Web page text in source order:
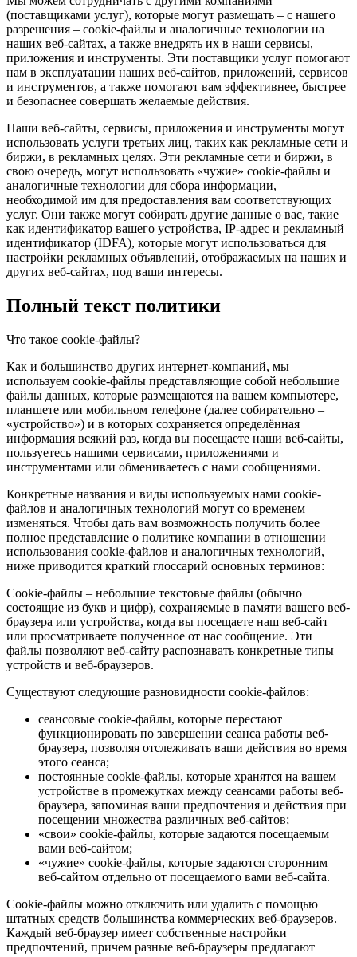
(поставщиками услуг), которые могут размещать – с нашего
разрешения – cookie-файлы и аналогичные технологии на
наших веб-сайтах, а также внедрять их в наши сервисы,
приложения и инструменты. Эти поставщики услуг помогают
нам в эксплуатации наших веб-сайтов, приложений, сервисов
и инструментов, а также помогают вам эффективнее, быстрее
и безопаснее совершать желаемые действия.
Наши веб-сайты, сервисы, приложения и инструменты могут
использовать услуги третьих лиц, таких как рекламные сети и
биржи, в рекламных целях. Эти рекламные сети и биржи, в
свою очередь, могут использовать «чужие» cookie-файлы и
аналогичные технологии для сбора информации,
необходимой им для предоставления вам соответствующих
услуг. Они также могут собирать другие данные о вас, такие
как идентификатор вашего устройства, IP-адрес и рекламный
идентификатор (IDFA), которые могут использоваться для
настройки рекламных объявлений, отображаемых на наших и
других веб-сайтах, под ваши интересы.
Полный текст политики
Что такое cookie-файлы?
Как и большинство других интернет-компаний, мы
используем cookie-файлы представляющие собой небольшие
файлы данных, которые размещаются на вашем компьютере,
планшете или мобильном телефоне (далее собирательно –
«устройство») и в которых сохраняется определённая
информация всякий раз, когда вы посещаете наши веб-сайты,
пользуетесь нашими сервисами, приложениями и
инструментами или обмениваетесь с нами сообщениями.
Конкретные названия и виды используемых нами cookie-
файлов и аналогичных технологий могут со временем
изменяться. Чтобы дать вам возможность получить более
полное представление о политике компании в отношении
использования cookie-файлов и аналогичных технологий,
ниже приводится краткий глоссарий основных терминов:
Cookie-файлы – небольшие текстовые файлы (обычно
состоящие из букв и цифр), сохраняемые в памяти вашего веб-
браузера или устройства, когда вы посещаете наш веб-сайт
или просматриваете полученное от нас сообщение. Эти
файлы позволяют веб-сайту распознавать конкретные типы
устройств и веб-браузеров.
Существуют следующие разновидности cookie-файлов:
сеансовые cookie-файлы, которые перестают
функционировать по завершении сеанса работы веб-
браузера, позволяя отслеживать ваши действия во время
этого сеанса;
постоянные cookie-файлы, которые хранятся на вашем
устройстве в промежутках между сеансами работы веб-
браузера, запоминая ваши предпочтения и действия при
посещении множества различных веб-сайтов;
«свои» cookie-файлы, которые задаются посещаемым
вами веб-сайтом;
«чужие» cookie-файлы, которые задаются сторонним
веб-сайтом отдельно от посещаемого вами веб-сайта.
Cookie-файлы можно отключить или удалить с помощью
штатных средств большинства коммерческих веб-браузеров.
Каждый веб-браузер имеет собственные настройки
предпочтений, причем разные веб-браузеры предлагают